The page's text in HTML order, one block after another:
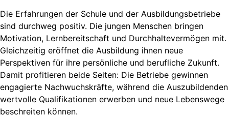
Die Erfahrungen der Schule und der Ausbildungsbetriebe
sind durchweg positiv. Die jungen Menschen bringen
Motivation, Lernbereitschaft und Durchhaltevermögen mit.
Gleichzeitig eröffnet die Ausbildung ihnen neue
Perspektiven für ihre persönliche und berufliche Zukunft.
Damit profitieren beide Seiten: Die Betriebe gewinnen
engagierte Nachwuchskräfte, während die Auszubildenden
wertvolle Qualifikationen erwerben und neue Lebenswege
beschreiten können.